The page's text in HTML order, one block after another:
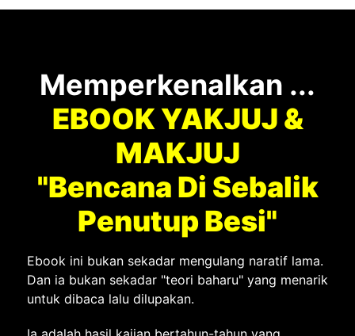
Memperkenalkan ...
EBOOK YAKJUJ &
MAKJUJ
"Bencana Di Sebalik
Penutup Besi"
Ebook ini bukan sekadar mengulang naratif lama.
Dan ia bukan sekadar "teori baharu" yang menarik
untuk dibaca lalu dilupakan.